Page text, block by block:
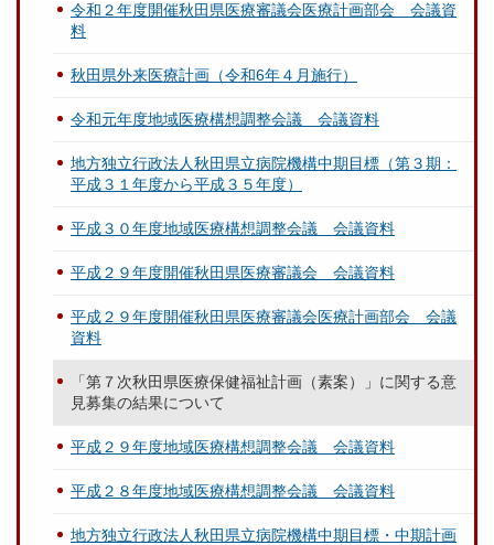
令和２年度開催秋田県医療審議会医療計画部会 会議資
料
秋田県外来医療計画（令和6年４月施行）
令和元年度地域医療構想調整会議 会議資料
地方独立行政法人秋田県立病院機構中期目標（第３期：
平成３１年度から平成３５年度）
平成３０年度地域医療構想調整会議 会議資料
平成２９年度開催秋田県医療審議会 会議資料
平成２９年度開催秋田県医療審議会医療計画部会 会議
資料
「第７次秋田県医療保健福祉計画（素案）」に関する意
見募集の結果について
平成２９年度地域医療構想調整会議 会議資料
平成２８年度地域医療構想調整会議 会議資料
地方独立行政法人秋田県立病院機構中期目標・中期計画